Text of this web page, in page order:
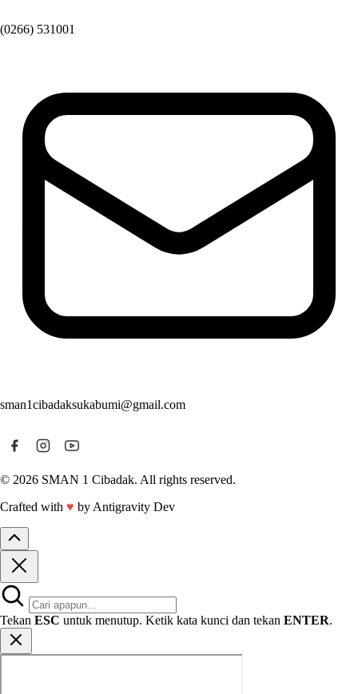
(0266) 531001
sman1cibadaksukabumi@gmail.com
© 2026 SMAN 1 Cibadak. All rights reserved.
Crafted with ♥ by Antigravity Dev
Tekan ESC untuk menutup. Ketik kata kunci dan tekan ENTER.